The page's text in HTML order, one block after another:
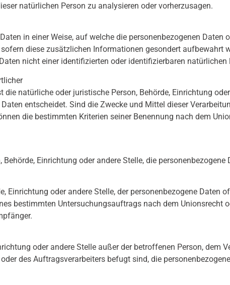
natürlichen Person zu analysieren oder vorherzusagen.
in einer Weise, auf welche die personenbezogenen
diese zusätzlichen Informationen gesondert
nicht einer identifizierten oder identifizierbaren natürlichen
natürliche oder juristische Person, Behörde, Einrichtung
entscheidet. Sind die Zwecke und Mittel dieser
die bestimmten Kriterien seiner Benennung nach dem
Einrichtung oder andere Stelle, die
Einrichtung oder andere Stelle, der personenbezogene Daten
bestimmten Untersuchungsauftrags nach dem Unionsrecht
oder andere Stelle außer der betroffenen Person, dem
des Auftragsverarbeiters befugt sind, die